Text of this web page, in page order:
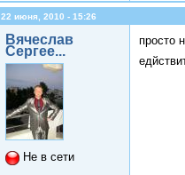
22 июня, 2010 - 15:26
Вячеслав
Сергее...
Не в сети
просто